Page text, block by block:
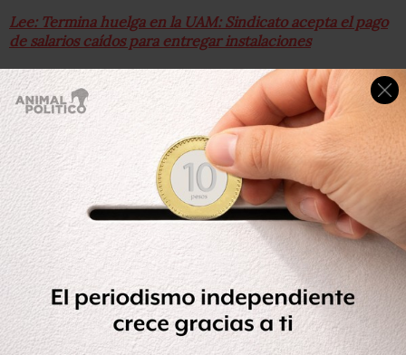
Lee: Termina huelga en la UAM: Sindicato acepta el pago
de salarios caídos para entregar instalaciones
Del 9 de septiembre al 22 de noviembre se realizará el
siguiente trimestre; del 25 al 29 de ese mes habrá
exámenes.